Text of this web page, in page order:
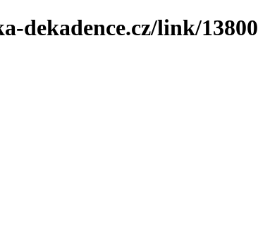
dekadence.cz/link/13800